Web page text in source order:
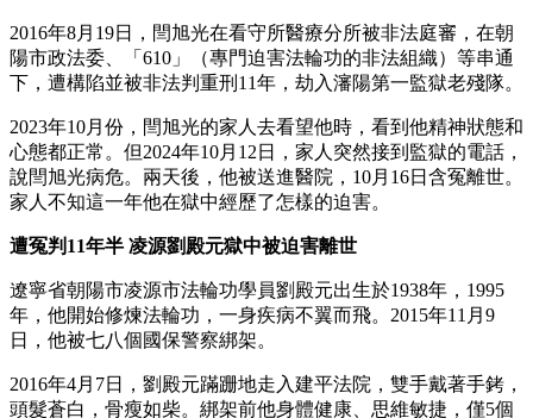
2016年8月19日，閆旭光在看守所醫療分所被非法庭審，在朝
陽市政法委、「610」（專門迫害法輪功的非法組織）等串通
下，遭構陷並被非法判重刑11年，劫入瀋陽第一監獄老殘隊。
2023年10月份，閆旭光的家人去看望他時，看到他精神狀態和
心態都正常。但2024年10月12日，家人突然接到監獄的電話，
說閆旭光病危。兩天後，他被送進醫院，10月16日含冤離世。
家人不知這一年他在獄中經歷了怎樣的迫害。
遭冤判11年半 凌源劉殿元獄中被迫害離世
遼寧省朝陽市凌源市法輪功學員劉殿元出生於1938年，1995
年，他開始修煉法輪功，一身疾病不翼而飛。2015年11月9
日，他被七八個國保警察綁架。
2016年4月7日，劉殿元蹣跚地走入建平法院，雙手戴著手銬，
頭髮蒼白，骨瘦如柴。綁架前他身體健康、思維敏捷，僅5個